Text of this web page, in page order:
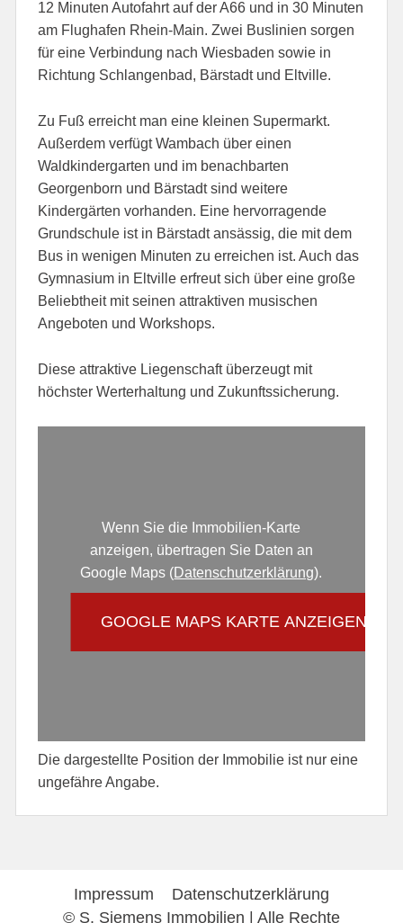
12 Minuten Autofahrt auf der A66 und in 30 Minuten
am Flughafen Rhein-Main. Zwei Buslinien sorgen
für eine Verbindung nach Wiesbaden sowie in
Richtung Schlangenbad, Bärstadt und Eltville.
Zu Fuß erreicht man eine kleinen Supermarkt.
Außerdem verfügt Wambach über einen
Waldkindergarten und im benachbarten
Georgenborn und Bärstadt sind weitere
Kindergärten vorhanden. Eine hervorragende
Grundschule ist in Bärstadt ansässig, die mit dem
Bus in wenigen Minuten zu erreichen ist. Auch das
Gymnasium in Eltville erfreut sich über eine große
Beliebtheit mit seinen attraktiven musischen
Angeboten und Workshops.
Diese attraktive Liegenschaft überzeugt mit
höchster Werterhaltung und Zukunftssicherung.
Wenn Sie die Immobilien-Karte
anzeigen, übertragen Sie Daten an
Google Maps (Datenschutzerklärung).
GOOGLE MAPS KARTE ANZEIGEN
Die dargestellte Position der Immobilie ist nur eine
ungefähre Angabe.
Impressum
Datenschutzerklärung
© S. Siemens Immobilien | Alle Rechte